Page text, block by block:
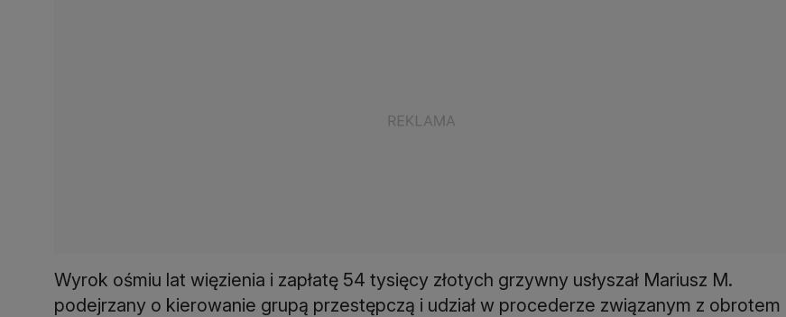
Wyrok ośmiu lat więzienia i zapłatę 54 tysięcy złotych grzywny usłyszał Mariusz M.
podejrzany o kierowanie grupą przestępczą i udział w procederze związanym z obrotem